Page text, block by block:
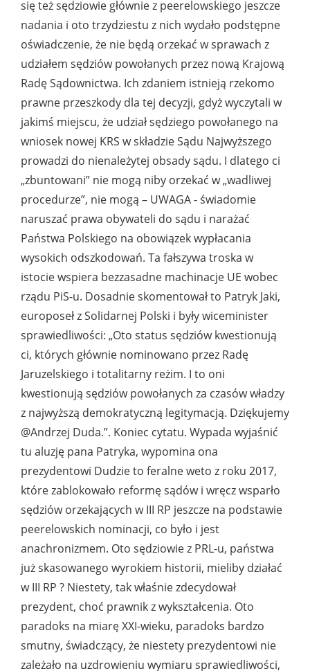
się też sędziowie głównie z peerelowskiego jeszcze
nadania i oto trzydziestu z nich wydało podstępne
oświadczenie, że nie będą orzekać w sprawach z
udziałem sędziów powołanych przez nową Krajową
Radę Sądownictwa. Ich zdaniem istnieją rzekomo
prawne przeszkody dla tej decyzji, gdyż wyczytali w
jakimś miejscu, że udział sędziego powołanego na
wniosek nowej KRS w składzie Sądu Najwyższego
prowadzi do nienależytej obsady sądu. I dlatego ci
„zbuntowani” nie mogą niby orzekać w „wadliwej
procedurze”, nie mogą – UWAGA - świadomie
naruszać prawa obywateli do sądu i narażać
Państwa Polskiego na obowiązek wypłacania
wysokich odszkodowań. Ta fałszywa troska w
istocie wspiera bezzasadne machinacje UE wobec
rządu PiS-u. Dosadnie skomentował to Patryk Jaki,
europoseł z Solidarnej Polski i były wiceminister
sprawiedliwości: „Oto status sędziów kwestionują
ci, których głównie nominowano przez Radę
Jaruzelskiego i totalitarny reżim. I to oni
kwestionują sędziów powołanych za czasów władzy
z najwyższą demokratyczną legitymacją. Dziękujemy
@Andrzej Duda.”. Koniec cytatu. Wypada wyjaśnić
tu aluzję pana Patryka, wypomina ona
prezydentowi Dudzie to feralne weto z roku 2017,
które zablokowało reformę sądów i wręcz wsparło
sędziów orzekających w III RP jeszcze na podstawie
peerelowskich nominacji, co było i jest
anachronizmem. Oto sędziowie z PRL-u, państwa
już skasowanego wyrokiem historii, mieliby działać
w III RP ? Niestety, tak właśnie zdecydował
prezydent, choć prawnik z wykształcenia. Oto
paradoks na miarę XXI-wieku, paradoks bardzo
smutny, świadczący, że niestety prezydentowi nie
zależało na uzdrowieniu wymiaru sprawiedliwości,